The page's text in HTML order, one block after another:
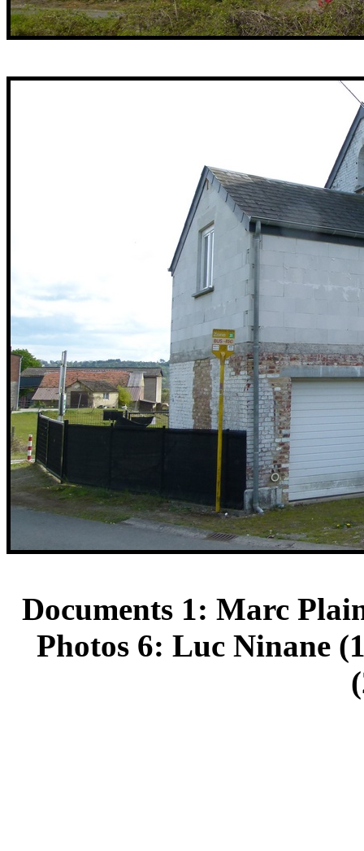
Documents 1: Marc
Photos 6: Luc Ninane